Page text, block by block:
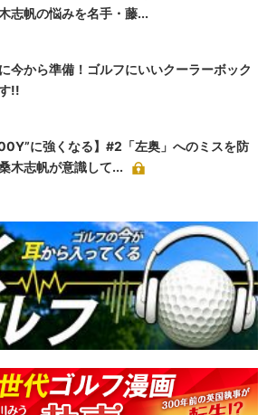
志帆の悩みを名手・藤...
今から準備！ゴルフにいいクーラーボック
!!
に強くなる】#2「左奥」へのミスを防
木志帆が意識して...